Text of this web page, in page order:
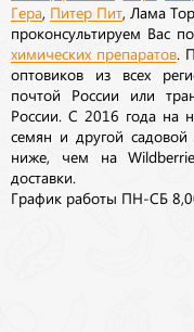
Гера Питер Пит , Лама
проконсультируем Вас
химических препаратов.
оптовиков из всех
почтой России или
России. С 2016 года на
семян и другой садовой
ниже, чем на
доставки.
График работы ПН-СБ